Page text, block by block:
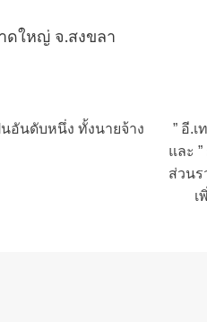
ดใหญ่ จ.สงขลา
อันดับหนึ่ง ทั้งนายจ้าง
” อี.
และ
ส่วนร
เ